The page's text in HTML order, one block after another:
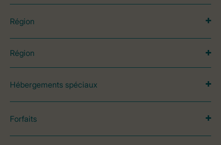
Région
Région
Hébergements spéciaux
Forfaits